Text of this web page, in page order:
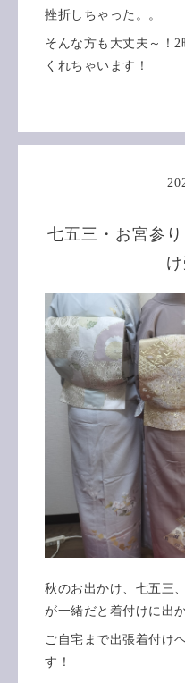
挫折しちゃった。。
そんな方も大丈夫～！
くれちゃいます！
七五三・お宮参
秋のお出かけ、七五三
が一緒だと着付けに出
ご自宅まで出張着付け
す！